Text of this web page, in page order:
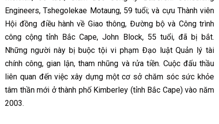
Engineers, Tshegolekae Motaung, 59 tuổi; và cựu Thành viên
Hội đồng điều hành về Giao thông, Đường bộ và Công trình
công cộng tỉnh Bắc Cape, John Block, 55 tuổi, đã bị bắt.
Những người này bị buộc tội vi phạm Đạo luật Quản lý tài
chính công, gian lận, tham nhũng và rửa tiền. Cuộc đấu thầu
liên quan đến việc xây dựng một cơ sở chăm sóc sức khỏe
tâm thần mới ở thành phố Kimberley (tỉnh Bắc Cape) vào năm
2003.